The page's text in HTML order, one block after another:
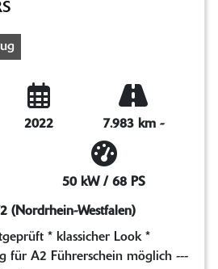
2022 7.983 km -
50 kW / 68 PS
(Nordrhein-Westfalen)
* klassicher Look *
für A2 Führerschein möglich ---